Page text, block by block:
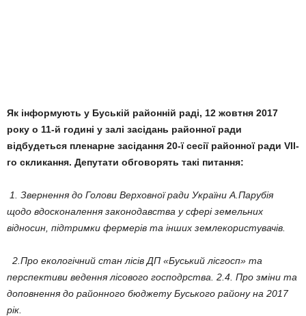
Як інформують у Буській районній раді, 12 жовтня 2017
року о 11-й годині у залі засідань районної ради
відбудеться пленарне засідання 20-ї сесії районної ради VІІ-
го скликання. Депутати обговорять такі питання:
1. Звернення до Голови Верховної ради України А.Парубія
щодо вдосконалення законодавства у сфері земельних
відносин, підтримки фермерів та інших землекористувачів.
2.Про екологічний стан лісів ДП «Буський лісгосп» та
перспективи ведення лісового господрства. 2.4. Про зміни та
доповнення до районного бюджету Буського району на 2017
рік.